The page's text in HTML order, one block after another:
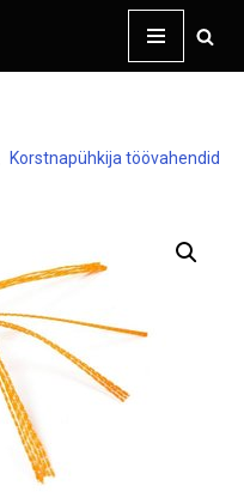
Korstnapühkija töövahendid